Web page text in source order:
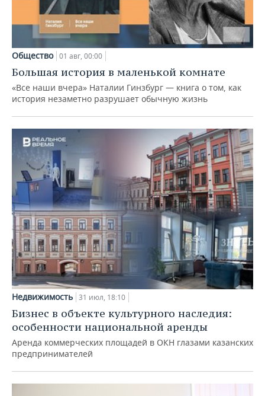
Общество 01 авг, 00:00
Большая история в маленькой комнате
«Все наши вчера» Наталии Гинзбург — книга о том, как
история незаметно разрушает обычную жизнь
Недвижимость 31 июл, 18:10
Бизнес в объекте культурного наследия:
особенности национальной аренды
Аренда коммерческих площадей в ОКН глазами казанских
предпринимателей